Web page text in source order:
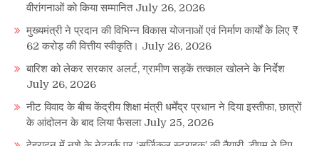
वीरांगनाओं को किया सम्मानित July 26, 2026
मुख्यमंत्री ने प्रदान की विभिन्न विकास योजनाओं एवं निर्माण कार्यों के लिए ₹
62 करोड़ की वित्तीय स्वीकृति। July 26, 2026
बारिश को लेकर सरकार अलर्ट, ग्रामीण सड़कें तत्काल खोलने के निर्देश
July 26, 2026
नीट विवाद के बीच केंद्रीय शिक्षा मंत्री धर्मेंद्र प्रधान ने दिया इस्तीफा, छात्रों
के आंदोलन के बाद लिया फैसला July 25, 2026